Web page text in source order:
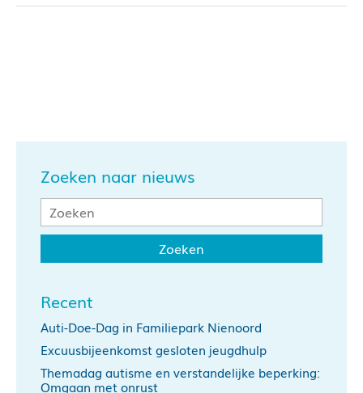
Zoeken naar nieuws
Recent
Auti-Doe-Dag in Familiepark Nienoord
Excuusbijeenkomst gesloten jeugdhulp
Themadag autisme en verstandelijke beperking:
Omgaan met onrust